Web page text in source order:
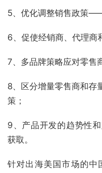
5、优化调整销售政策
6、促使经销商、代理商
7、多品牌策略应对零售
8、区分增量零售商和存
策；
9、产品开发的趋势性
获取。
针对出海美国市场的中